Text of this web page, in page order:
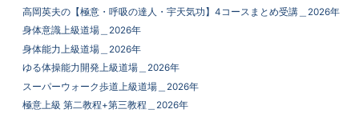
高岡英夫の【極意・呼吸の達人・宇天気功】4コースまとめ受講＿2026年
身体意識上級道場＿2026年
身体能力上級道場＿2026年
ゆる体操能力開発上級道場＿2026年
スーパーウォーク歩道上級道場＿2026年
極意上級 第二教程+第三教程＿2026年